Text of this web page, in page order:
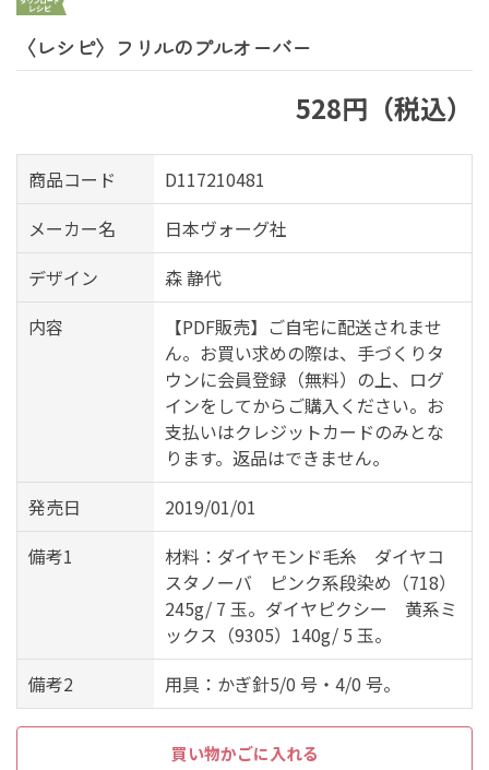
〈レシピ〉フリルのプルオーバー
528円（税込）
商品コード
D117210481
メーカー名
日本ヴォーグ社
デザイン
森 静代
内容
【PDF販売】ご自宅に配送されませ
ん。お買い求めの際は、手づくりタ
ウンに会員登録（無料）の上、ログ
インをしてからご購入ください。お
支払いはクレジットカードのみとな
ります。返品はできません。
発売日
2019/01/01
備考1
材料：ダイヤモンド毛糸 ダイヤコ
スタノーバ ピンク系段染め（718）
245g/ 7 玉。ダイヤピクシー 黄系ミ
ックス（9305）140g/ 5 玉。
備考2
用具：かぎ針5/0 号・4/0 号。
買い物かごに入れる